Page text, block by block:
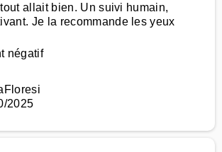
allait bien. Un suivi humain,
Je la recommande les yeux
négatif
2025